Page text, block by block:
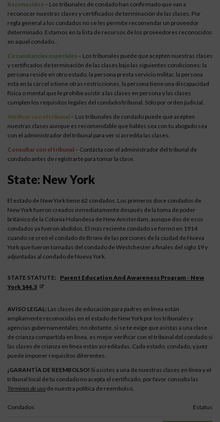
Reconocidos – Los tribunales de condado han confirmado que van a
reconocer nuestras clases y certificados de terminación de las clases. Por
regla general a los condados no se les permite recomendar un proveedor
determinado. Estamos en la lista de recursos de los proveedores reconocidos
en aquel condado..
Circunstancias especiales – Los tribunales puede que acepten nuestras clases
y certificados de terminación de las clases bajo las siguientes condiciones: la
persona reside en otro estado, la persona presta servicio militar, la persona
está en la cárcel o tiene otras restricciones, la persona tiene una discapacidad
física o mental que le prohíbe asistir a las clases en persona y las clases
cumplen los requisitos legales del condado/tribunal. Sólo por orden judicial.
Verificar con el tribunal – Los tribunales de condado puede que acepten
nuestras clases aunque es recomendable que hables sea con tu abogado sea
con el administrador del tribunal para ver si acredita las clases.
Consultar con el tribunal – Contácta con el administrador del tribunal de
condado antes de registrarte para tomar la clase.
State: New York
El estado de New York tiene 62 condados. Los primeros doce condados de
New York fueron creados inmediatamente después de la toma de poder
británico de la Colonia Holandesa de New Amsterdam, aunque dos de esos
condados ya fueron abolidos. El más reciente condado se formó en 1914
cuando se creó el condado de Bronx de las porciones de la ciudad de Nueva
York que fueron tomadas del condado de Westchester a finales del siglo 19 y
adjuntadas al condado de Nueva York.
STATE STATUTE:
Parent Education And Awareness Program - New
York 144.3
AVISO LEGAL: Las clases de educación para padres en línea están
ampliamente reconocidas en el estado de New York por los tribunales y
agencias gubernamentales; no obstante, si se te exige que asistas a una clase
de crianza compartida en línea, es mejor verificar con el tribunal del condado si
las clases de crianza en línea están acreditadas. Cada estado, condado, y juez
puede imponer requisitos diferentes.
¡GARANTÍA DE REEMBOLSO! Si asistes a una de nuestras clases en línea y el
tribunal local de tu condado no acepta el certificado, por favor consulta las
Términos de uso de nuestra política de reembolso.
Condados Estatus